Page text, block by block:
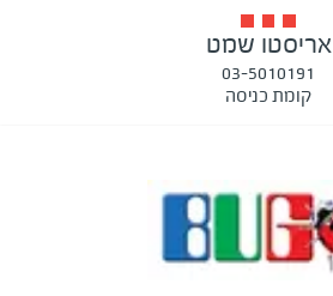
אריסטו שמט
03-5010191
קומת כניסה